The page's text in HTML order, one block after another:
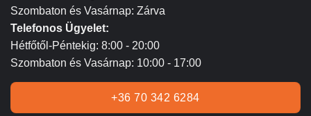
Szombaton és Vasárnap: Zárva
Telefonos Ügyelet:
Hétfőtől-Péntekig: 8:00 - 20:00
Szombaton és Vasárnap: 10:00 - 17:00
+36 70 342 6284